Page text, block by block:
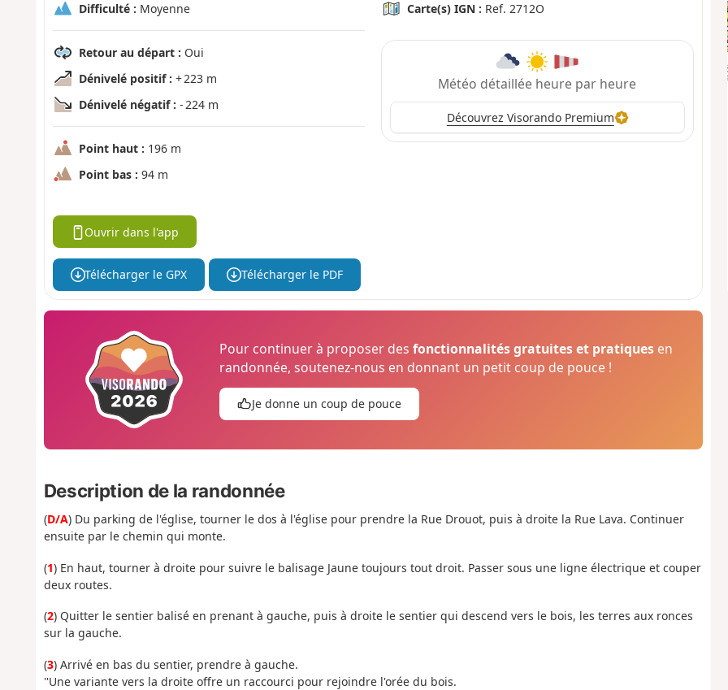
Difficulté : Moyenne
Retour au départ : Oui
Dénivelé positif : + 223 m
Dénivelé négatif : - 224 m
Point haut : 196 m
Point bas : 94 m
Carte(s) IGN : Ref. 2712O
Météo détaillée heure par heure
Découvrez Visorando Premium
Ouvrir dans l'app
Télécharger le GPX Télécharger le PDF
Pour continuer à proposer desfonctionnalités gratuites et pratiques en
randonnée, soutenez-nous en donnant un petit coup de pouce !
Je donne un coup de pouce
Description de la randonnée
(D/A) Du parking de l'église, tourner le dos à l'église pour prendre la Rue Drouot, puis à droite la Rue Lava. Continuer
ensuite par le chemin qui monte.
(1) En haut, tourner à droite pour suivre le balisage Jaune toujours tout droit. Passer sous une ligne électrique et couper
deux routes.
(2) Quitter le sentier balisé en prenant à gauche, puis à droite le sentier qui descend vers le bois, les terres aux ronces
sur la gauche.
(3) Arrivé en bas du sentier, prendre à gauche.
''Une variante vers la droite offre un raccourci pour rejoindre l'orée du bois.